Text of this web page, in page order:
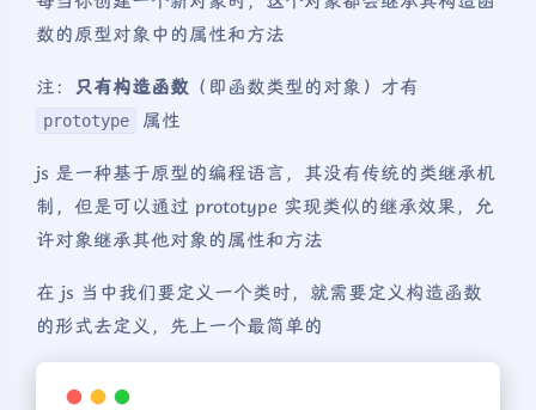
数的原型对象中的属性和方法
注： 只有构造函数 （即函数类型的对象）才有
prototype 属性
js 是一种基于原型的编程语言，其没有传统的类继承机
制，但是可以通过 prototype 实现类似的继承效果，允
许对象继承其他对象的属性和方法
在 js 当中我们要定义一个类时，就需要定义构造函数
的形式去定义，先上一个最简单的